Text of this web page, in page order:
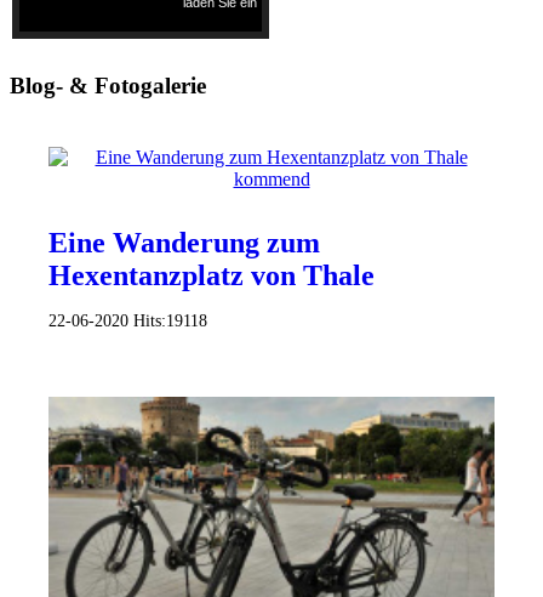
Blog- & Fotogalerie
Eine Wanderung zum
Hexentanzplatz von Thale
22-06-2020 Hits:19118